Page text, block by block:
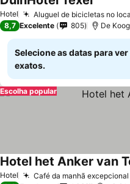
Hotel Aluguel de bicicletas no
8,7 Excelente 805 De
Selecione as datas para
exatos.
Escolha popular
Hotel Café da manhã
Hotel het Anker van